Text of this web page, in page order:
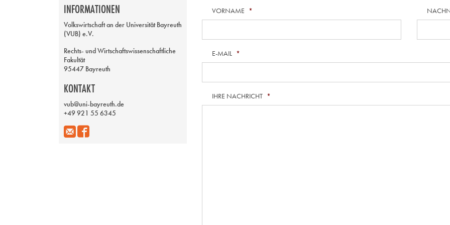
INFORMATIONEN
Volkswirtschaft an der Universität Bayreuth
(VUB) e.V.
Rechts- und Wirtschaftswissenschaftliche
Fakultät
95447 Bayreuth
KONTAKT
vub@uni-bayreuth.de
+49 921 55 6345
VORNAME *
E-MAIL *
IHRE NACHRICHT *